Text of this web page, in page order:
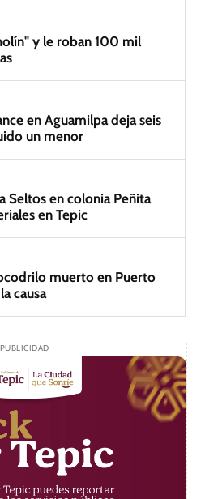
y le roban 100 mil
en Aguamilpa deja seis
un menor
Seltos en colonia Peñita
en Tepic
muerto en Puerto
causa
PUBLICIDAD